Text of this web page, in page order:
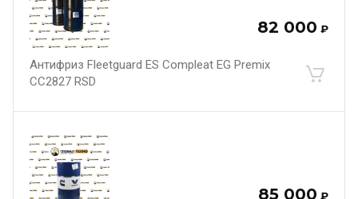
82 000 ₽
Антифриз Fleetguard ES Compleat EG Premix
CC2827 RSD
85 000 ₽